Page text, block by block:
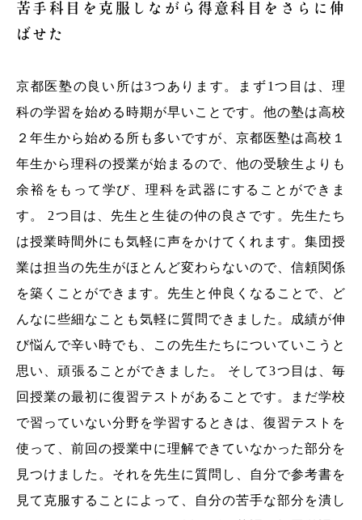
苦手科目を克服しながら得意科目をさらに伸
ばせた
京都医塾の良い所は3つあります。まず1つ目は、理
科の学習を始める時期が早いことです。他の塾は高校
２年生から始める所も多いですが、京都医塾は高校１
年生から理科の授業が始まるので、他の受験生よりも
余裕をもって学び、理科を武器にすることができま
す。 2つ目は、先生と生徒の仲の良さです。先生たち
は授業時間外にも気軽に声をかけてくれます。集団授
業は担当の先生がほとんど変わらないので、信頼関係
を築くことができます。先生と仲良くなることで、ど
んなに些細なことも気軽に質問できました。成績が伸
び悩んで辛い時でも、この先生たちについていこうと
思い、頑張ることができました。 そして3つ目は、毎
回授業の最初に復習テストがあることです。まだ学校
で習っていない分野を学習するときは、復習テストを
使って、前回の授業中に理解できていなかった部分を
見つけました。それを先生に質問し、自分で参考書を
見て克服することによって、自分の苦手な部分を潰し